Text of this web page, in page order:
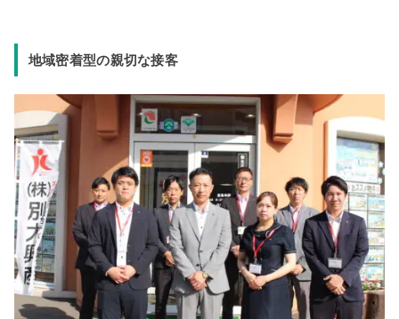
地域密着型の親切な接客